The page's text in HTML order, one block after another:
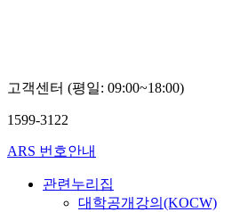
고객센터 (평일: 09:00~18:00)
1599-3122
ARS 번호안내
관련누리집
대학공개강의(KOCW)